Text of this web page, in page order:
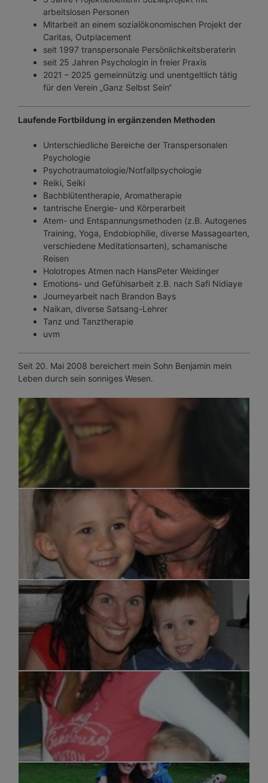
arbeitslosen Personen
Mitarbeit an einem sozialökonomischen Projekt der
Caritas, Outplacement
seit 1997 transpersonale Persönlichkeitsberaterin
seit 25 Jahren Psychologin in freier Praxis
2021 – 2025 gemeinnützig und unentgeltlich tätig
für den Verein „Ganz Selbst Sein“
Laufende Fortbildung in ergänzenden Methoden
Unterschiedliche Bereiche der Transpersonalen
Psychologie
Psychotraumatologie/Notfallpsychologie
Reiki, Seiki
Bachblütentherapie, Aromatherapie
tantrische Energie- und Körperarbeit
Atem- und Entspannungsmethoden (z.B. Autogenes
Training, Yoga, Endobiophilie, diverse Massagearten,
verschiedene Meditationsarten), schamanische
Reisen
Holotropes Atmen nach HansPeter Weidinger
Emotions- und Gefühlsarbeit z.B. nach Safi Nidiaye
Journeyarbeit nach Brandon Bays
Naikan, diverse Satsang-Lehrer
Tanz und Tanztherapie
uvm
Seit 20. Mai 2008 bereichert mein Sohn Benjamin mein
Leben durch sein sonniges Wesen.